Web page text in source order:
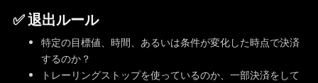
✅ 退出ルール
特定の目標値、時間、あるいは条件が変化した時点で決済
するのか？
トレーリングストップを使っているのか、一部決済をして